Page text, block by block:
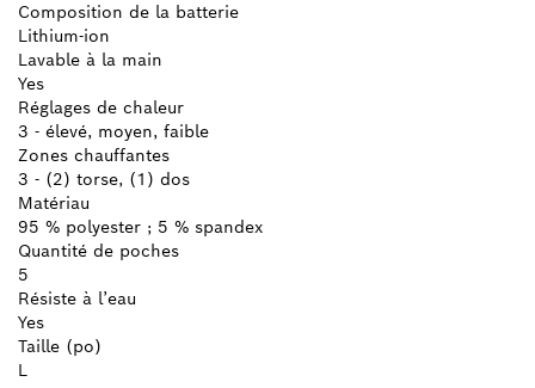
Composition de la batterie
Lithium-ion
Lavable à la main
Yes
Réglages de chaleur
3 - élevé, moyen, faible
Zones chauffantes
3 - (2) torse, (1) dos
Matériau
95 % polyester ; 5 % spandex
Quantité de poches
5
Résiste à l’eau
Yes
Taille (po)
L